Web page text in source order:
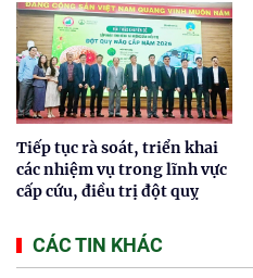
Tiếp tục rà soát, triển khai
các nhiệm vụ trong lĩnh vực
cấp cứu, điều trị đột quỵ
CÁC TIN KHÁC